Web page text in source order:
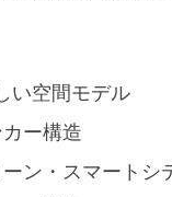
い空間モデル
ー構造
ン・スマートシ